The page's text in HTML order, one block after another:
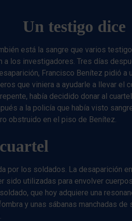
Un testigo dice
está la sangre que varios
a los investigadores. Tres días
Francisco Benítez pidió a
que viniera a ayudarle a llevar el
había decidido donar al
a la policía que había visto
obstruido en el piso de Benítez.
por los soldados. La desaparición
sido utilizadas para envolver
que hoy adquiere una
y unas sábanas manchadas de